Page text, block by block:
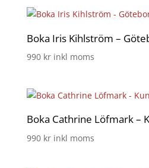
Boka Iris Kihlström –
990 kr inkl moms
Boka Cathrine Löfmark –
990 kr inkl moms